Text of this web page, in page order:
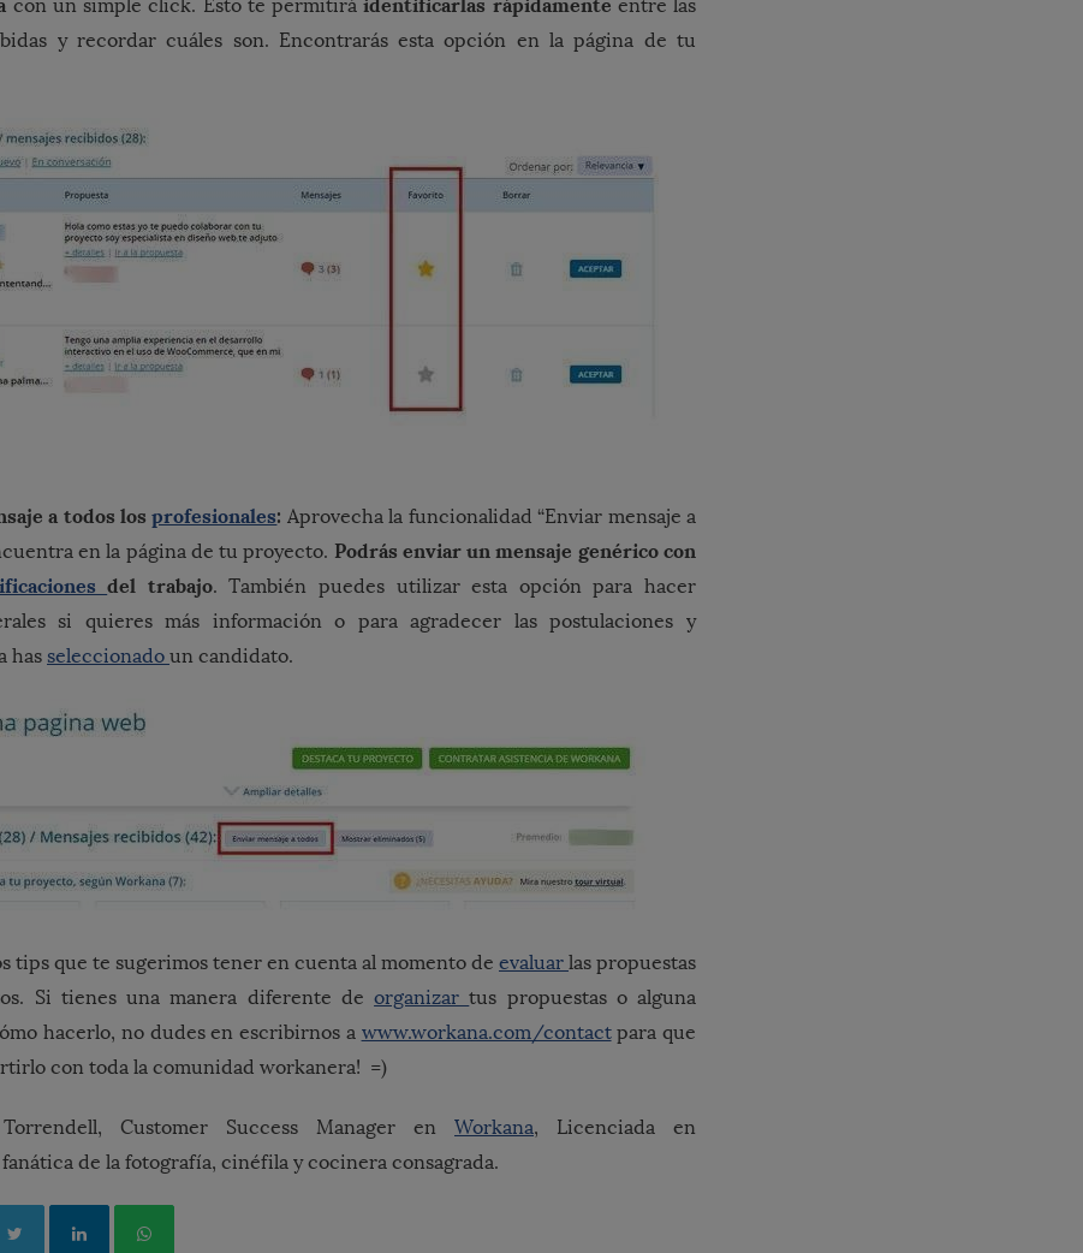
con un simple click. Esto te permitiráidentificarlas rápidamente entre las
y recordar cuáles son. Encontrarás esta opción en la página de tu
a todos losprofesionales: Aprovecha la funcionalidad “Enviar mensaje a
en la página de tu proyecto. Podrás enviar un mensaje genérico con
del trabajo. También puedes utilizar esta opción para hacer
si quieres más información o para agradecer las postulaciones y
has seleccionado un candidato.
tips que te sugerimos tener en cuenta al momento de evaluar las propuestas
Si tienes una manera diferente deorganizartus propuestas o alguna
hacerlo, no dudes en escribirnos a www.workana.com/contactpara que
con toda la comunidad workanera! =)
Customer Success Manager en Workana, Licenciada en
de la fotografía, cinéfila y cocinera consagrada.